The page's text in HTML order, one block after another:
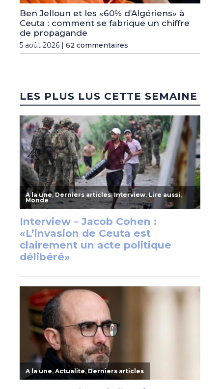
Ben Jelloun et les «60% d’Algériens» à
Ceuta : comment se fabrique un chiffre
de propagande
5 août 2026 | 62 commentaires
LES PLUS LUS CETTE SEMAINE